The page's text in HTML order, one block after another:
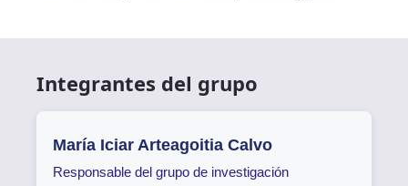
Integrantes del grupo
María Iciar Arteagoitia Calvo
Responsable del grupo de investigación